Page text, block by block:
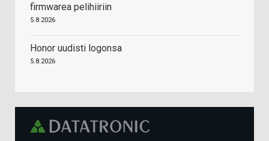
firmwarea pelihiiriin
5.8.2026
Honor uudisti logonsa
5.8.2026